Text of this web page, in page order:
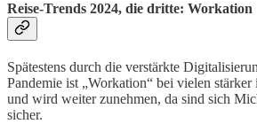
Reise-Trends 2024, die dritte: Workation
Spätestens durch die verstärkte
Pandemie ist „Workation“ bei vielen
und wird weiter zunehmen, da sind sich
sicher.